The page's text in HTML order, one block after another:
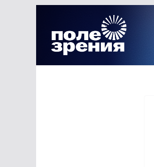
содержимому